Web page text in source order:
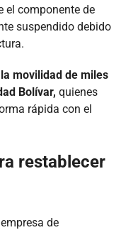
el componente de
suspendido debido
movilidad de miles
Bolívar, quienes
rápida con el
restablecer
de